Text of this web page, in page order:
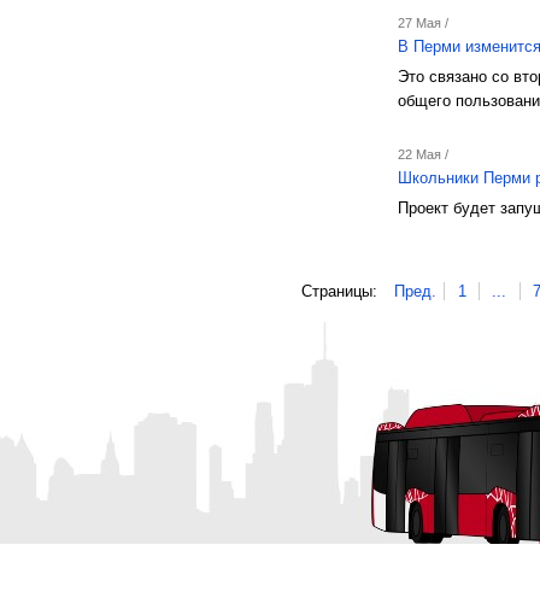
27 Мая /
В Перми
Это связано со
общего
22 Мая /
Школьники Перми
Проект будет
Страницы: Пред. 1